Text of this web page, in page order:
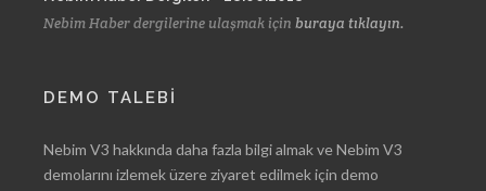
Nebim Haber dergilerine ulaşmak için buraya tıklayın.
DEMO TALEBİ
Nebim V3 hakkında daha fazla bilgi almak ve Nebim V3
demolarını izlemek üzere ziyaret edilmek için demo